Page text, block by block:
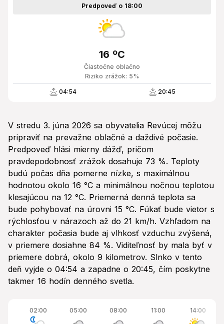
Predpoveď o 18:00
Čiastočne oblačno
16 ºC
Riziko zrážok: 5%
04:54 20:45
V stredu 3. júna 2026 sa obyvatelia Revúcej môžu
pripraviť na prevažne oblačné a daždivé počasie.
Predpoveď hlási mierny dážď, pričom
pravdepodobnosť zrážok dosahuje 73 %. Teploty
budú počas dňa pomerne nízke, s maximálnou
hodnotou okolo 16 °C a minimálnou nočnou teplotou
klesajúcou na 12 °C. Priemerná denná teplota sa
bude pohybovať na úrovni 15 °C. Fúkať bude vietor s
rýchlosťou v nárazoch až do 21 km/h. Vzhľadom na
charakter počasia bude aj vlhkosť vzduchu zvýšená,
v priemere dosiahne 84 %. Viditeľnosť by mala byť v
priemere dobrá, okolo 9 kilometrov. Slnko v tento
deň vyjde o 04:54 a zapadne o 20:45, čím poskytne
takmer 16 hodín denného svetla.
02:00 05:00 08:00 11:00 14:00